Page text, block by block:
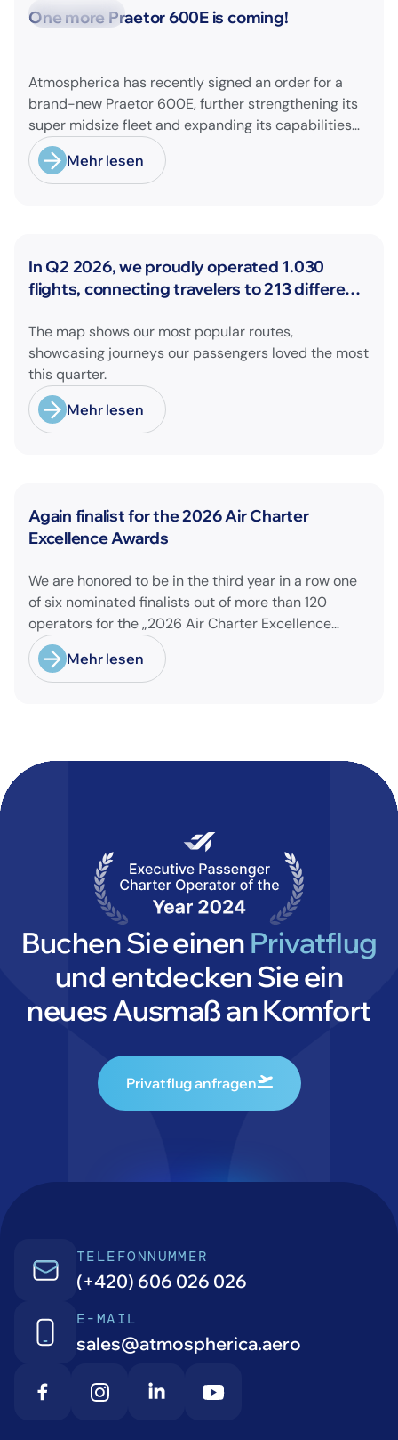
Neuigkeiten
One more Praetor 600E is coming!
Atmospherica has recently signed an order for a
brand-new Praetor 600E, further strengthening its
super midsize fleet and expanding its capabilities
on longer-range missions!
Mehr lesen
Neuigkeiten
In Q2 2026, we proudly operated 1.030
flights, connecting travelers to 213 different
The map shows our most popular routes,
showcasing journeys our passengers loved the most
this quarter.
Mehr lesen
Neuigkeiten
Again finalist for the 2026 Air Charter
Excellence Awards
We are honored to be in the third year in a row one
of six nominated finalists out of more than 120
operators for the „2026 Air Charter Excellence
Awards“ in the category „Executive Passenger
Charter Operator of the Year (18 seats or less)“!
@theaircharterassociation
Mehr lesen
Buchen Sie einen Privatflug
und entdecken Sie ein
neues Ausmaß an Komfort
Privatflug anfragen
TELEFONNUMMER
(+420) 606 026 026
E-MAIL
sales@atmospherica.aero